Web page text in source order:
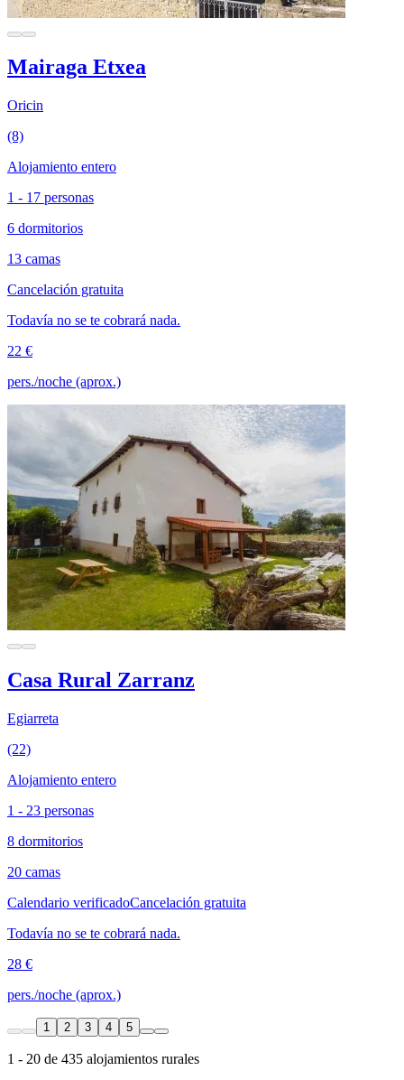
Mairaga Etxea
Oricin
(8)
Alojamiento entero
1 - 17 personas
6 dormitorios
13 camas
Cancelación gratuita
Todavía no se te cobrará nada.
22 €
pers./noche (aprox.)
Casa Rural Zarranz
Egiarreta
(22)
Alojamiento entero
1 - 23 personas
8 dormitorios
20 camas
Calendario verificadoCancelación gratuita
Todavía no se te cobrará nada.
28 €
pers./noche (aprox.)
1 2 3 4 5
1 - 20 de 435 alojamientos rurales